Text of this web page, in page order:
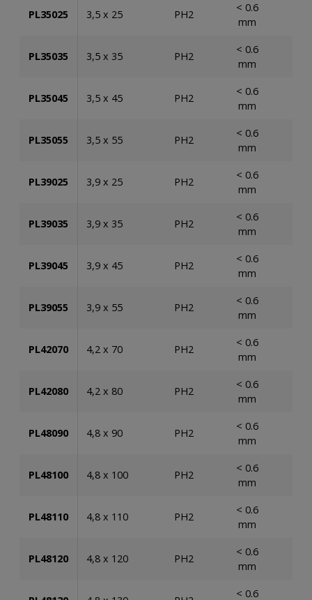
PL35025 3,5 x 25 PH2
< 0.6
mm
PL35035 3,5 x 35 PH2
< 0.6
mm
PL35045 3,5 x 45 PH2
< 0.6
mm
PL35055 3,5 x 55 PH2
< 0.6
mm
PL39025 3,9 x 25 PH2
< 0.6
mm
PL39035 3,9 x 35 PH2
< 0.6
mm
PL39045 3,9 x 45 PH2
< 0.6
mm
PL39055 3,9 x 55 PH2
< 0.6
mm
PL42070 4,2 x 70 PH2
< 0.6
mm
PL42080 4,2 x 80 PH2
< 0.6
mm
PL48090 4,8 x 90 PH2
< 0.6
mm
PL48100 4,8 x 100 PH2
< 0.6
mm
PL48110 4,8 x 110 PH2
< 0.6
mm
PL48120 4,8 x 120 PH2
< 0.6
mm
< 0.6